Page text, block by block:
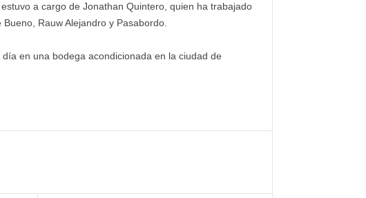
a cargo de Jonathan Quintero, quien ha trabajado
Rauw Alejandro y Pasabordo.
en una bodega acondicionada en la ciudad de